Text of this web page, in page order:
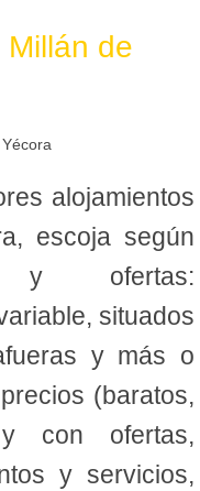
de
alojamientos
escoja según
y ofertas:
situados
y más o
(baratos,
con ofertas,
y servicios,